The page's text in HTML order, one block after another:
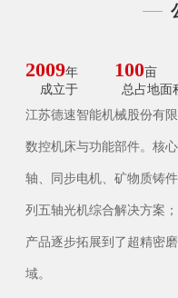
2009年
成立于
100亩
总占地面
江苏德速智能机械股份有
数控机床与功能部件。核
轴、同步电机、矿物质铸
列五轴光机综合解决方案
产品逐步拓展到了超精密
域。